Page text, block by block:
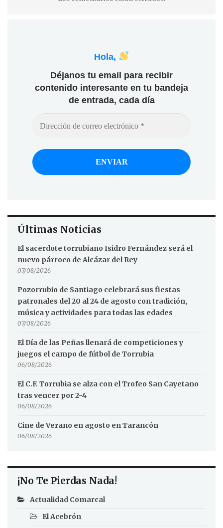
Hola,
Déjanos tu email para recibir
contenido interesante en tu bandeja
de entrada, cada día
Últimas Noticias
El sacerdote torrubiano Isidro Fernández será el
nuevo párroco de Alcázar del Rey
07/08/2026
Pozorrubio de Santiago celebrará sus fiestas
patronales del 20 al 24 de agosto con tradición,
música y actividades para todas las edades
07/08/2026
El Día de las Peñas llenará de competiciones y
juegos el campo de fútbol de Torrubia
06/08/2026
El C.F. Torrubia se alza con el Trofeo San Cayetano
tras vencer por 2-4
06/08/2026
Cine de Verano en agosto en Tarancón
06/08/2026
¡No Te Pierdas Nada!
Actualidad Comarcal
El Acebrón